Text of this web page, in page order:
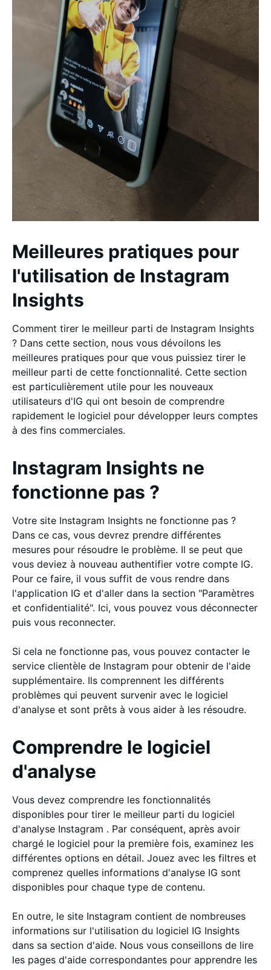
Meilleures pratiques pour
l'utilisation de Instagram
Insights
Comment tirer le meilleur parti de Instagram Insights
? Dans cette section, nous vous dévoilons les
meilleures pratiques pour que vous puissiez tirer le
meilleur parti de cette fonctionnalité. Cette section
est particulièrement utile pour les nouveaux
utilisateurs d'IG qui ont besoin de comprendre
rapidement le logiciel pour développer leurs comptes
à des fins commerciales.
Instagram Insights ne
fonctionne pas ?
Votre site Instagram Insights ne fonctionne pas ?
Dans ce cas, vous devrez prendre différentes
mesures pour résoudre le problème. Il se peut que
vous deviez à nouveau authentifier votre compte IG.
Pour ce faire, il vous suffit de vous rendre dans
l'application IG et d'aller dans la section "Paramètres
et confidentialité". Ici, vous pouvez vous déconnecter
puis vous reconnecter.
Si cela ne fonctionne pas, vous pouvez contacter le
service clientèle de Instagram pour obtenir de l'aide
supplémentaire. Ils comprennent les différents
problèmes qui peuvent survenir avec le logiciel
d'analyse et sont prêts à vous aider à les résoudre.
Comprendre le logiciel
d'analyse
Vous devez comprendre les fonctionnalités
disponibles pour tirer le meilleur parti du logiciel
d'analyse Instagram . Par conséquent, après avoir
chargé le logiciel pour la première fois, examinez les
différentes options en détail. Jouez avec les filtres et
comprenez quelles informations d'analyse IG sont
disponibles pour chaque type de contenu.
En outre, le site Instagram contient de nombreuses
informations sur l'utilisation du logiciel IG Insights
dans sa section d'aide. Nous vous conseillons de lire
les pages d'aide correspondantes pour apprendre les